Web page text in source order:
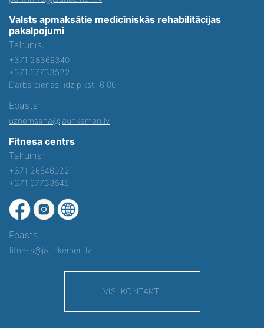
Valsts apmaksātie medicīniskās rehabilitācijas
pakalpojumi
Tālrunis:
+371 28369340
+371 67733522
Darba dienās līdz plkst.16:00
Epasts:
uznemsana@jaunkemeri.lv
Fitnesa centrs
Tālrunis:
+371 26646022
+371 67733545
Epasts:
fitness@jaunkemeri.lv
VISI KONTAKTI